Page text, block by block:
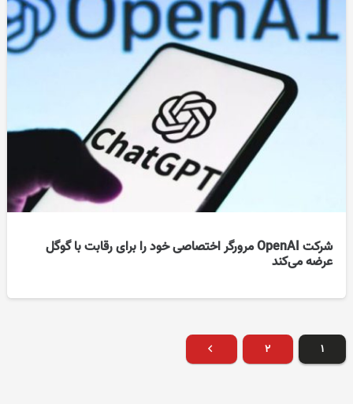
شرکت OpenAI مرورگر اختصاصی خود را برای رقابت با گوگل
عرضه می‌کند
۱ ۲